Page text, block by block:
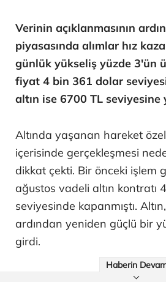
Verinin açıklanmasının
piyasasında alımlar hız
günlük yükseliş yüzde 3'ün
fiyat 4 bin 361 dolar
altın ise 6700 TL seviyesine
Altında yaşanan hareket
içerisinde gerçekleşmesi
dikkat çekti. Bir önceki işlem
ağustos vadeli altın kontratı
seviyesinde kapanmıştı.
ardından yeniden güçlü bir
girdi.
Haberin